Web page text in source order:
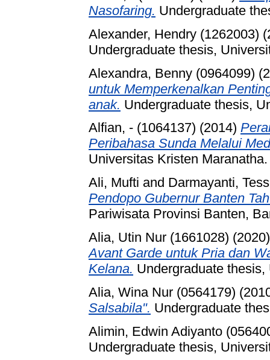
Nasofaring. Undergraduate
Alexander, Hendry (1262003)
Undergraduate thesis,
Alexandra, Benny (0964099)
untuk Memperkenalkan
anak. Undergraduate thesis,
Alfian, - (1064137) (2014)
Peribahasa Sunda Melalui
Universitas Kristen Maranatha.
Ali, Mufti and Darmayanti,
Pendopo Gubernur Banten
Pariwisata Provinsi Banten,
Alia, Utin Nur (1661028)
Avant Garde untuk Pria dan
Kelana. Undergraduate
Alia, Wina Nur (0564179)
Salsabila". Undergraduate
Alimin, Edwin Adiyanto
Undergraduate thesis,